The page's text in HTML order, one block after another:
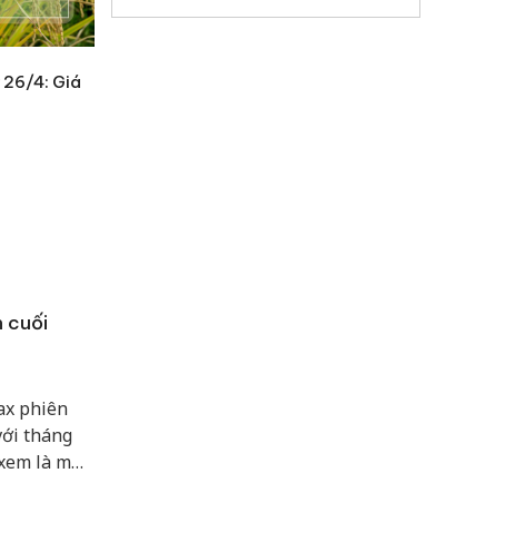
26/4: Giá
cuối
phiên
tháng
là mức